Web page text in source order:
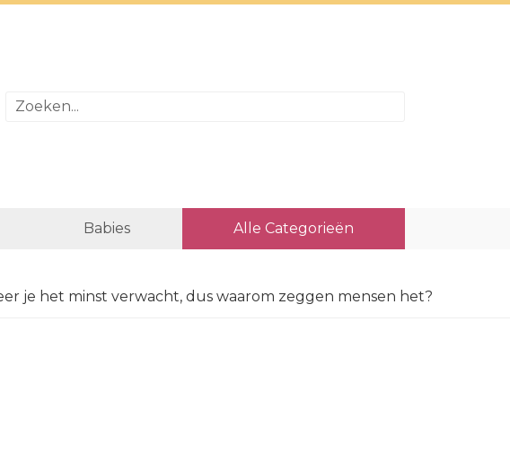
Babies Alle Categorieën
je het minst verwacht, dus waarom zeggen mensen het?